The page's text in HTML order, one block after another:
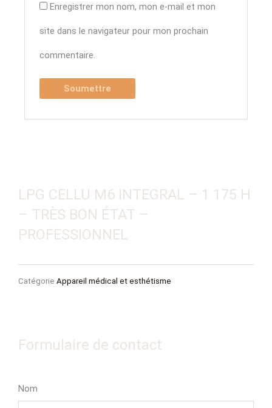
Formulaire de contact
Nom
Enregistrer mon nom, mon e-mail et mon
site dans le navigateur pour mon prochain
commentaire.
LPG CELLU M6 INTEGRAL – 1 175 H
– TRÈS BON ÉTAT –
PROFESSIONNEL
Catégorie Appareil médical et esthétisme